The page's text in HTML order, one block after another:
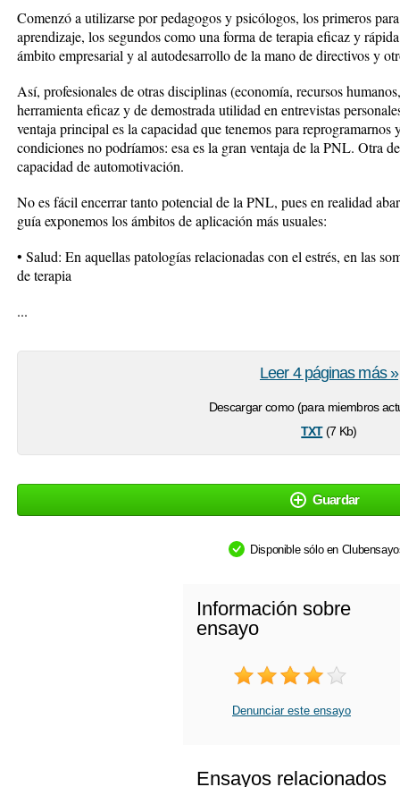
Comenzó a utilizarse por pedagogos y psicólogos, los primeros
aprendizaje, los segundos como una forma de terapia eficaz y
ámbito empresarial y al autodesarrollo de la mano de directivos y
Así, profesionales de otras disciplinas (economía, recursos
herramienta eficaz y de demostrada utilidad en entrevistas
ventaja principal es la capacidad que tenemos para
condiciones no podríamos: esa es la gran ventaja de la PNL. Otra
capacidad de automotivación.
No es fácil encerrar tanto potencial de la PNL, pues en realidad
guía exponemos los ámbitos de aplicación más usuales:
• Salud: En aquellas patologías relacionadas con el estrés, en las
de terapia
...
Descargar como (para miembros
txt(7 Kb)
Leer 4 páginas más »
Guardar
Disponible sólo en
Información sobre
ensayo
Denunciar este ensayo
Ensayos relacionados